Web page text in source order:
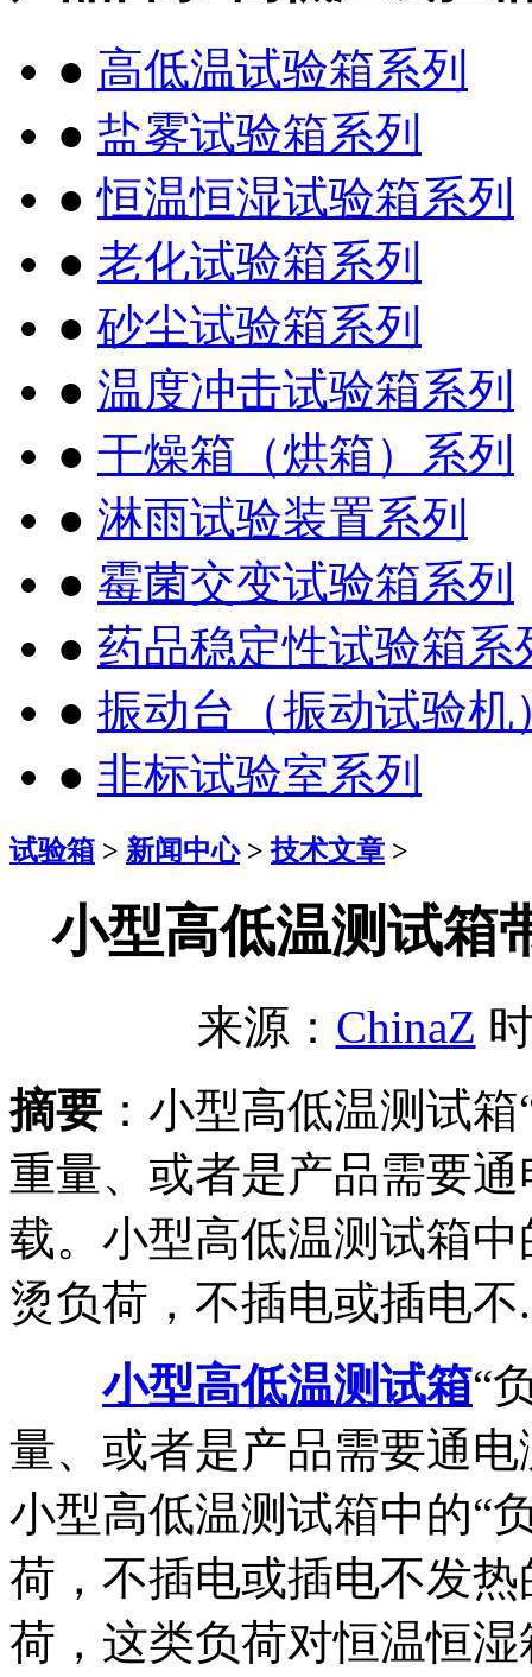
● 高低温试验箱系列
● 盐雾试验箱系列
●恒温恒湿试验箱系列
● 老化试验箱系列
● 砂尘试验箱系列
● 温度冲击试验箱系列
● 干燥箱（烘箱）系列
● 淋雨试验装置系列
● 霉菌交变试验箱系列
● 药品稳定性试验箱系
● 振动台（振动试验机
● 非标试验室系列
试验箱 > 新闻中心>技术文章 >
小型高低温测试箱
来源： ChinaZ
摘要 ：小型高低温测试
重量、或者是产品需要
载。小型高低温测试箱
烫负荷，不插电或插电不
小型高低温测试箱“
量、或者是产品需要通
小型高低温测试箱中的“
荷，不插电或插电不发
荷，这类负荷对恒温恒